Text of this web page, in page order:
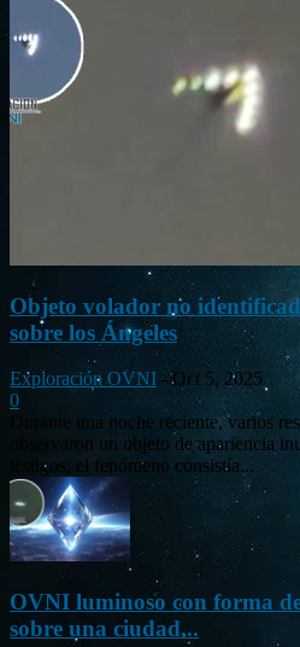
Objeto volador no
sobre los Ángeles
Exploración OVNI - Oct 5, 2025
0
Durante una noche reciente, varios
observaron un objeto de apariencia
testigos, el fenómeno consistía...
OVNI luminoso con forma
sobre una ciudad...